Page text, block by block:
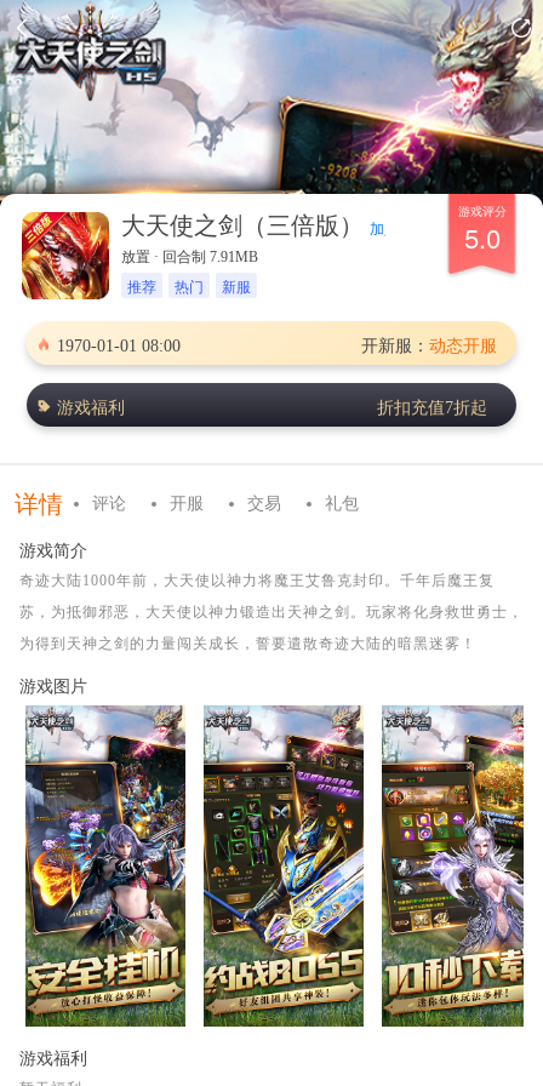
大天使之剑（三倍版） 加入群聊
放置 · 回合制 7.91MB
推荐 热门 新服
游戏评分
5.0
1970-01-01 08:00 开新服： 动态开服
游戏福利 折扣充值7折起
详情 评论 开服 交易 礼包
游戏简介
奇迹大陆1000年前，大天使以神力将魔王艾鲁克封印。千年后魔王复
苏，为抵御邪恶，大天使以神力锻造出天神之剑。玩家将化身救世勇士，
为得到天神之剑的力量闯关成长，誓要遣散奇迹大陆的暗黑迷雾！
游戏图片
游戏福利